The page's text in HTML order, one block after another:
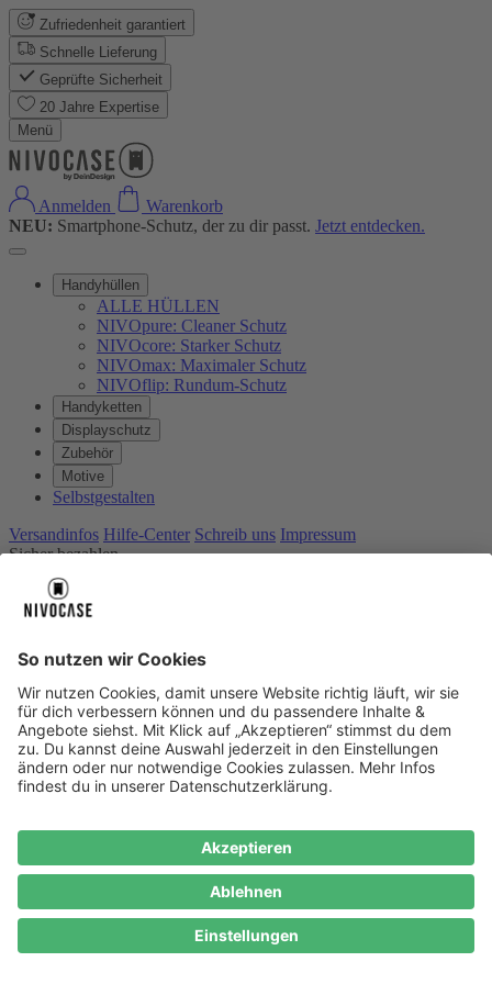
Zufriedenheit garantiert
Schnelle Lieferung
Geprüfte Sicherheit
20 Jahre Expertise
Menü
Anmelden
Warenkorb
NEU: Smartphone-Schutz, der zu dir passt. Jetzt entdecken.
Handyhüllen
ALLE HÜLLEN
NIVOpure: Cleaner Schutz
NIVOcore: Starker Schutz
NIVOmax: Maximaler Schutz
NIVOflip: Rundum-Schutz
Handyketten
Displayschutz
Zubehör
Motive
Selbstgestalten
Versandinfos Hilfe-Center Schreib uns Impressum
Sicher bezahlen
Über uns Über uns
Sicher bezahlen
Sicher bezahlen
Hilfe-Center Hilfe-Center
Zahlungsarten VersandinfosAlle Hilfe-Themen
Service
Service
Impressum Datenschutz Cookie Consent
* Preisangaben inkl. Mwst. und zzgl.Versandkosten